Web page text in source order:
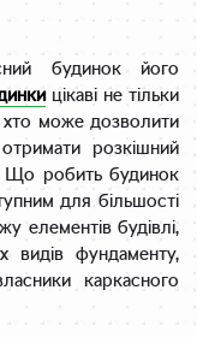
будинок його
цікаві не тільки
хто може дозволити
розкішний
Що робить будинок
для більшості
елементів будівлі,
видів фундаменту,
каркасного